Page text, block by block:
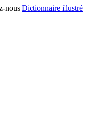
nous|Dictionnaire illustré